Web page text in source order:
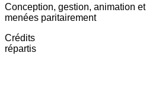
Conception, gestion, animation
menées paritairement
Crédits
répartis